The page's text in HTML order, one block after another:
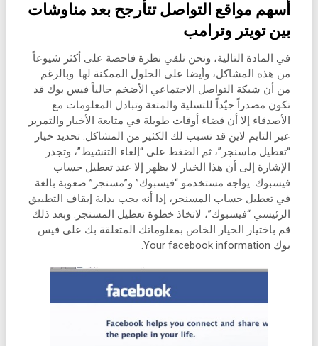
أسهم مواقع التواصل تتأرجح بعد مناوشات
بين تويتر وترامب
في المادة التالية، ونحن نلقي نظرة فاحصة على أكثر شيوعاً
من هذه المشاكل، وأيضا على الحلول الممكنة لها. وبالرغم
من أن شبكة التواصل الاجتماعي الأضخم حالياً فيس بوك قد
تكون مصدراً جيّداً للتسلية والمتعة وتبادل المعلومات مع
الأصدقاء إلا أن قضاء أوقات طويلة في متابعة الأخبار والتمرير
عبر التايم لاين قد تسبب لك الكثير من المشاكل. تحديد خيار
“تعطيل ماسنجر”، ثم الضغط على “إلغاء التنشيط”، وتجدر
الإشارة إلى أن هذا الخيار لا يظهر إلا عند تعطيل حساب
فيسبوك. يواجه مستخدمو “فيسبوك” و”مسنجر” صعوبة بالغة
في تعطيل حساب المسنجر، إذا أنه يجب بداية إيقاف التطبيق
الرئيسي “فيسبوك”، لاتخاذ خطوة تعطيل المسنجر. وبعد ذلك
قم باختيار الخيار الخاص بمعلوماتك المتعلقة بك على فيس
بوك Your facebook information.